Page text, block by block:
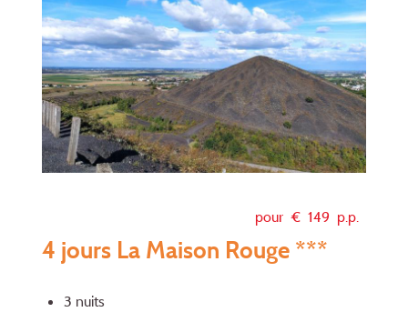
pour € 149 p.p.
4 jours La Maison Rouge ***
3 nuits